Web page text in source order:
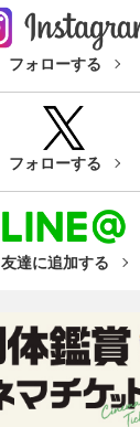
フォローする
フォローする
友達に追加する